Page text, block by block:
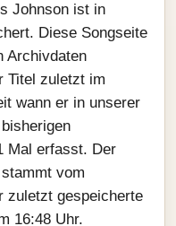
Johnson ist in
Diese Songseite
Archivdaten
Titel zuletzt im
wann er in unserer
Mal erfasst. Der
vom
zuletzt gespeicherte
16:48 Uhr.